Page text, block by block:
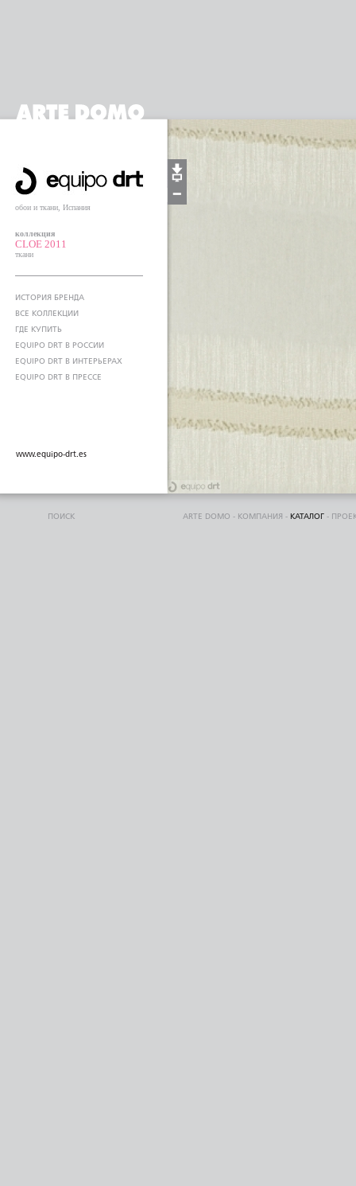
обои и ткани, Испания
коллекция
CLOE 2011
ткани
ИСТОРИЯ БРЕНДА
ВСЕ КОЛЛЕКЦИИ
ГДЕ КУПИТЬ
EQUIPO DRT В РОССИИ
EQUIPO DRT В ИНТЕРЬЕРАХ
EQUIPO DRT В ПРЕССЕ
www.equipo-drt.es
ПОИСК ARTE DOMO - КОМПАНИЯ - КАТАЛОГ -